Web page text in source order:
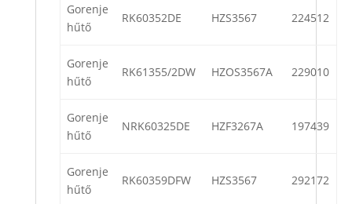
Gorenje
hűtő
RK60352DE HZS3567 224512
Gorenje
hűtő
RK61355/2DW HZOS3567A 229010
Gorenje
hűtő
NRK60325DE HZF3267A 197439
Gorenje
hűtő
RK60359DFW HZS3567 292172